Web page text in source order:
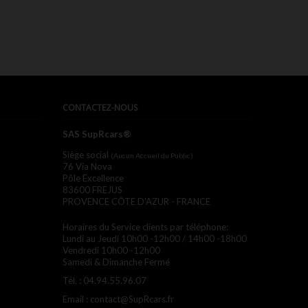
CONTACTEZ-NOUS
SAS SupRcars®
Siège social (Aucun Accueil du Public)
76 Via Nova
Pôle Excellence
83600 FREJUS
PROVENCE CÔTE D'AZUR - FRANCE
Horaires du Service clients par téléphone:
Lundi au Jeudi 10h00 -12h00 / 14h00 -18h00
Vendredi 10h00 -12h00
Samedi & Dimanche Fermé
Tél. : 04.94.55.96.07
Email : contact@SupRcars.fr